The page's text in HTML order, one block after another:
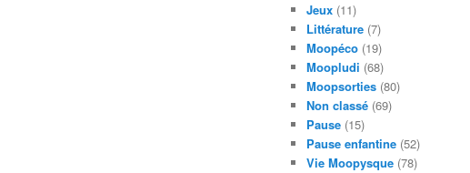
Jeux (11)
Littérature (7)
Moopéco (19)
Moopludi (68)
Moopsorties (80)
Non classé (69)
Pause (15)
Pause enfantine (52)
Vie Moopysque (78)